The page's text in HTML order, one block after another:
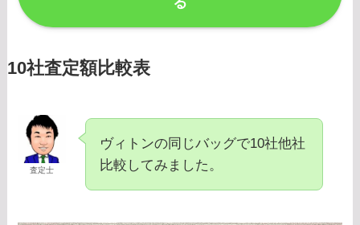
10社査定額比較表
査定士
ヴィトンの同じバッグで10社他社
比較してみました。